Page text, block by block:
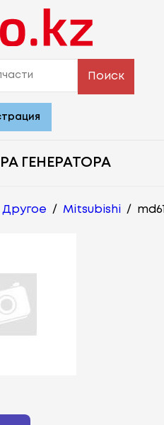
Поиск
ГЕНЕРАТОРА
Другое / Mitsubishi /